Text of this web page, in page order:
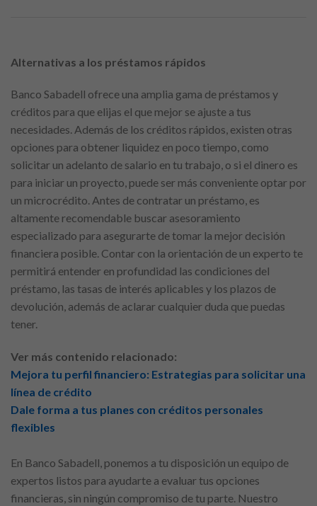
Alternativas a los préstamos rápidos
Banco Sabadell ofrece una amplia gama de préstamos y
créditos para que elijas el que mejor se ajuste a tus
necesidades. Además de los créditos rápidos, existen otras
opciones para obtener liquidez en poco tiempo, como
solicitar un adelanto de salario en tu trabajo, o si el dinero es
para iniciar un proyecto, puede ser más conveniente optar por
un microcrédito. Antes de contratar un préstamo, es
altamente recomendable buscar asesoramiento
especializado para asegurarte de tomar la mejor decisión
financiera posible. Contar con la orientación de un experto te
permitirá entender en profundidad las condiciones del
préstamo, las tasas de interés aplicables y los plazos de
devolución, además de aclarar cualquier duda que puedas
tener.
Ver más contenido relacionado:
Mejora tu perfil financiero: Estrategias para solicitar una
línea de crédito
Dale forma a tus planes con créditos personales
flexibles
En Banco Sabadell, ponemos a tu disposición un equipo de
expertos listos para ayudarte a evaluar tus opciones
financieras, sin ningún compromiso de tu parte. Nuestro